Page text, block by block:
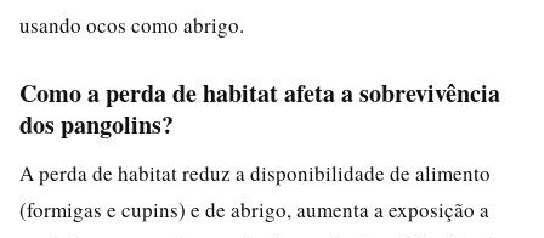
usando ocos como abrigo.
Como a perda de habitat afeta a sobrevivência
dos pangolins?
A perda de habitat reduz a disponibilidade de alimento
(formigas e cupins) e de abrigo, aumenta a exposição a